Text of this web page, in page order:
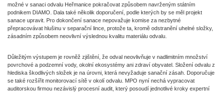
možné v sanaci odvalu Heřmanice pokračovat způsobem navrženým státním
podnikem DIAMO. Dala také několik doporučení, podle kterých by se měl projekt
sanace upravit. Pro dokončení sanace nepovažuje komise za nezbytné
přepracovávat hlušinu v separační lince, protože ta, kromě odstranění uhelné složky,
zásadním způsobem neovlivní výslednou kvalitu materiálu odvalu.
Důležitým výstupem je rovněž zjištění, že odval neovlivňuje v nadlimitním množství
povrchové a podzemní vody, okolní ekosystémy ani zdraví obyvatel. Složení odvalu z
hlediska škodlivých složek je na úrovni, která nevyžaduje sanační zásah. Doporučuje
se také rozšířit monitorovací sítě v okolí odvalu. MPO nyní nechá vypracovat
auditorskou firmou nezávislý procesní audit, který posoudí jednotlivé kroky expertní